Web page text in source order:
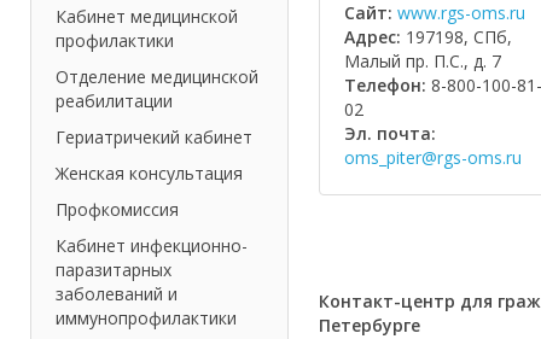
Сайт: www.rgs-oms.ru
Адрес: 197198, СПб,
Малый пр. П.С., д. 7
Телефон: 8-800-100-81-
02
Эл. почта:
oms_piter@rgs-oms.ru
Контакт-центр для
Петербурге
Кабинет медицинской
профилактики
Отделение медицинской
реабилитации
Гериатричекий кабинет
Женская консультация
Профкомиссия
Кабинет инфекционно-
паразитарных
заболеваний и
иммунопрофилактики